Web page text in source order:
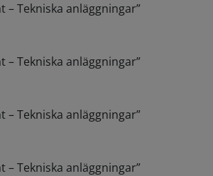
– Tekniska anläggningar”
– Tekniska anläggningar”
– Tekniska anläggningar”
– Tekniska anläggningar”